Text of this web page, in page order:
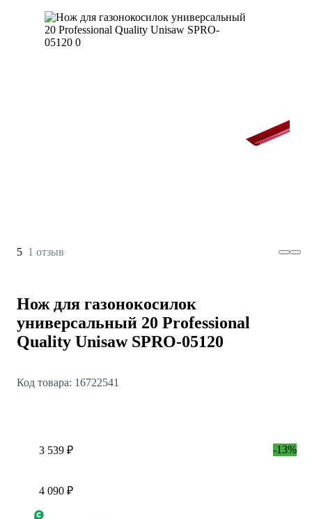
5 1 отзыв
Нож для газонокосилок
универсальный 20 Professional
Quality Unisaw SPRO-05120
Код товара: 16722541
3 539 ₽ -13%
4 090 ₽